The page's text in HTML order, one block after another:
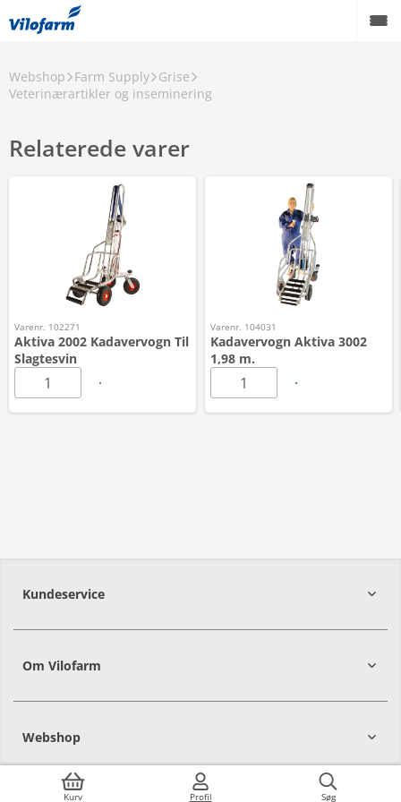
Kurv Profil Søg
Webshop Farm Supply Grise
Veterinærartikler og inseminering
Relaterede varer
Varenr. 102271
Aktiva 2002 Kadavervogn Til
Slagtesvin
Varenr. 104031
Kadavervogn Aktiva 3002
1,98 m.
Kundeservice
Om Vilofarm
Webshop